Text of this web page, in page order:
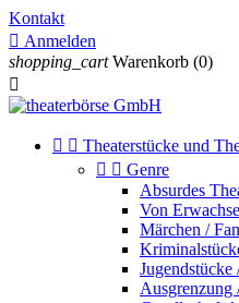
Kontakt
 Anmelden
shopping_cart Warenkorb (0)

  Theaterstücke und
  Genre
Absurdes
Von
Märchen /
Jugendstücke
Ausgrenzung